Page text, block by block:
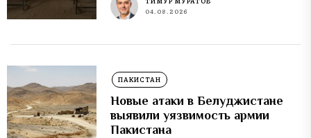
04.08.2026
ПАКИСТАН
Новые атаки в Белуджистане
выявили уязвимость армии
Пакистана